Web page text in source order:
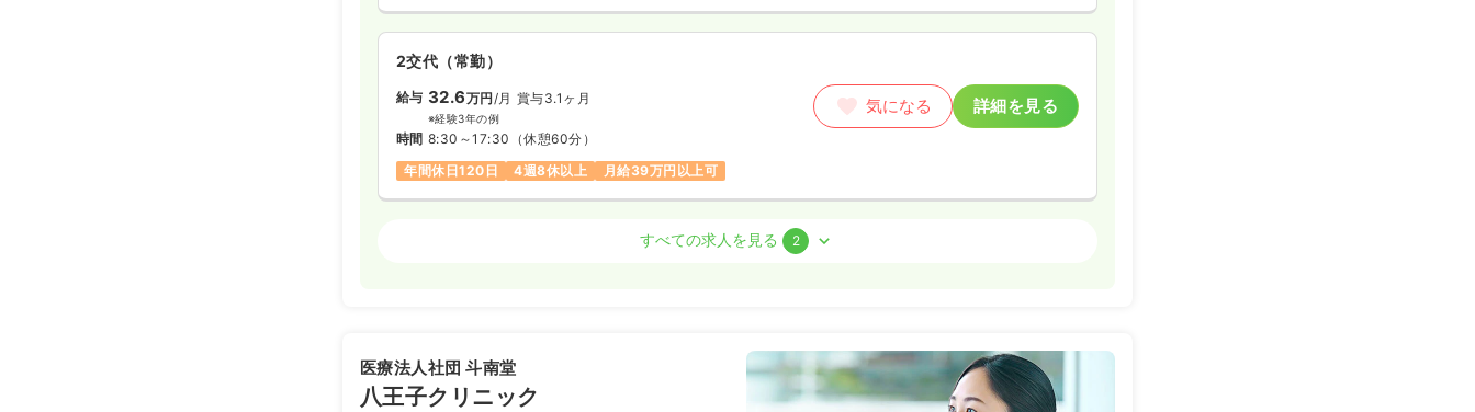
2交代（常勤）
給与 32.6万円 /月 賞与3.1ヶ月
※経験3年の例
時間 8:30～17:30 （休憩60分）
年間休日120日
4週8休以上 月給39万円以上可
気になる 詳細を見る
時間 8:30～17:30
年間休日120日
4週8休以上
すべての求人を見る 2
医療法人社団 斗南堂
八王子クリニック